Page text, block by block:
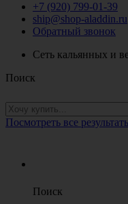
+7 (920) 799-01-39
ship@shop-aladdin.ru
Обратный звонок
Сеть кальянных и
Поиск
Посмотреть все
Поиск